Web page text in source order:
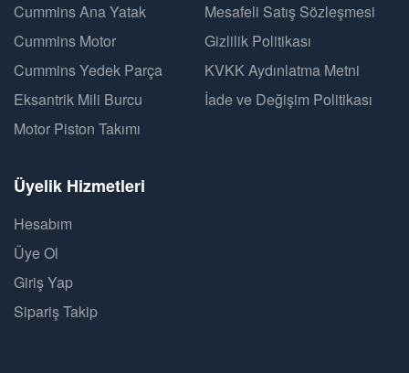
Cummins Ana Yatak
Cummins Motor
Cummins Yedek Parça
Eksantrik Mili Burcu
Motor Piston Takımı
Mesafeli Satış Sözleşmesi
Gizlilik Politikası
KVKK Aydınlatma Metni
İade ve Değişim Politikası
Üyelik Hizmetleri
Hesabım
Üye Ol
Giriş Yap
Sipariş Takip